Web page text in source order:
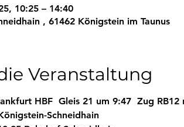
10:25 – 14:40
, 61462 Königstein im Taunus
Veranstaltung
HBF  Gleis 21 um 9:47  Zug
Schneidhain